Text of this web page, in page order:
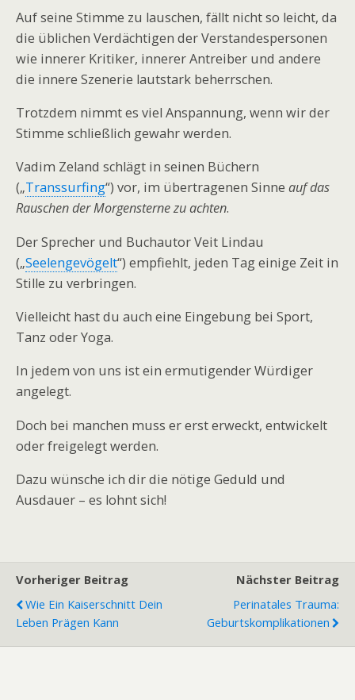
Auf seine Stimme zu lauschen, fällt nicht so leicht, da
die üblichen Verdächtigen der Verstandespersonen
wie innerer Kritiker, innerer Antreiber und andere
die innere Szenerie lautstark beherrschen.
Trotzdem nimmt es viel Anspannung, wenn wir der
Stimme schließlich gewahr werden.
Vadim Zeland schlägt in seinen Büchern
(„Transsurfing“) vor, im übertragenen Sinne auf das
Rauschen der Morgensterne zu achten.
Der Sprecher und Buchautor Veit Lindau
(„Seelengevögelt“) empfiehlt, jeden Tag einige Zeit in
Stille zu verbringen.
Vielleicht hast du auch eine Eingebung bei Sport,
Tanz oder Yoga.
In jedem von uns ist ein ermutigender Würdiger
angelegt.
Doch bei manchen muss er erst erweckt, entwickelt
oder freigelegt werden.
Dazu wünsche ich dir die nötige Geduld und
Ausdauer – es lohnt sich!
Vorheriger Beitrag
Wie Ein Kaiserschnitt Dein
Leben Prägen Kann
Nächster Beitrag
Perinatales Trauma:
Geburtskomplikationen